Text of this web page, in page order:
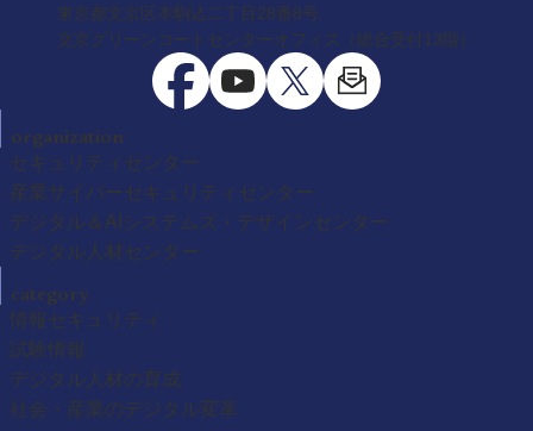
東京都文京区本駒込二丁目28番8号
文京グリーンコートセンターオフィス（総合受付13階）
organization
セキュリティセンター
産業サイバーセキュリティセンター
デジタル＆AIシステムズ・デザインセンター
デジタル人材センター
category
情報セキュリティ
試験情報
デジタル人材の育成
社会・産業のデジタル変革